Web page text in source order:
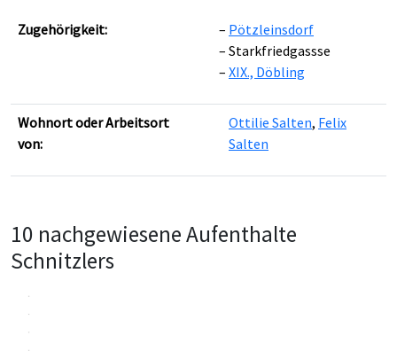
Zugehörigkeit:
Pötzleinsdorf
Starkfriedgassse
XIX., Döbling
Wohnort oder Arbeitsort
von:
Ottilie Salten, Felix
Salten
10 nachgewiesene Aufenthalte
Schnitzlers